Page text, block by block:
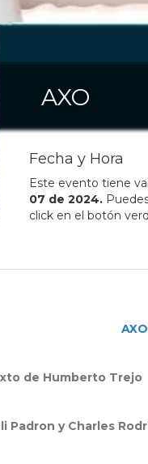
AXO
Fecha y Hora
Este evento tiene
07 de 2024.
click en el botón
AXO
de Humberto Trejo
Padron y Charles